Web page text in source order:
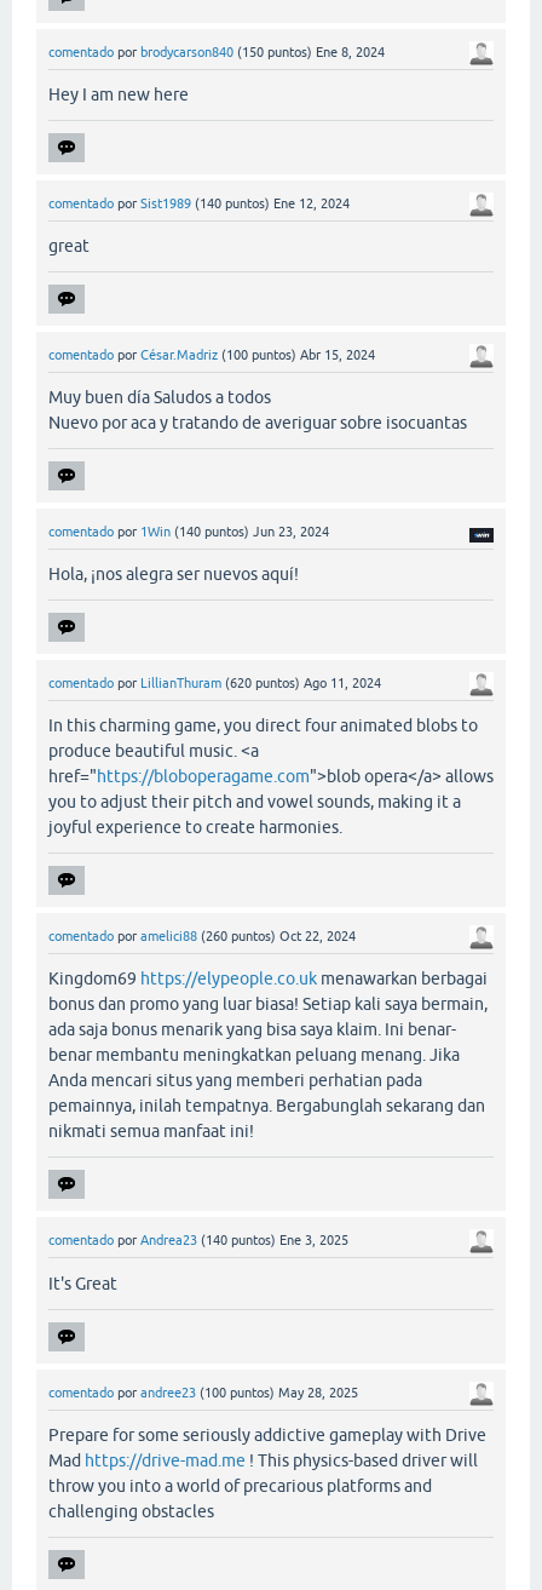
comentado por brodycarson840 (150 puntos) Ene 8, 2024
Hey I am new here
comentado por Sist1989 (140 puntos) Ene 12, 2024
great
comentado por César.Madriz (100 puntos) Abr 15, 2024
Muy buen día Saludos a todos
Nuevo por aca y tratando de averiguar sobre isocuantas
comentado por 1Win (140 puntos) Jun 23, 2024
Hola, ¡nos alegra ser nuevos aquí!
comentado por LillianThuram (620 puntos) Ago 11, 2024
In this charming game, you direct four animated blobs to
produce beautiful music. <a
href="https://bloboperagame.com">blob opera</a> allows
you to adjust their pitch and vowel sounds, making it a
joyful experience to create harmonies.
comentado por amelici88 (260 puntos) Oct 22, 2024
Kingdom69 https://elypeople.co.uk menawarkan berbagai
bonus dan promo yang luar biasa! Setiap kali saya bermain,
ada saja bonus menarik yang bisa saya klaim. Ini benar-
benar membantu meningkatkan peluang menang. Jika
Anda mencari situs yang memberi perhatian pada
pemainnya, inilah tempatnya. Bergabunglah sekarang dan
nikmati semua manfaat ini!
comentado por Andrea23 (140 puntos) Ene 3, 2025
It's Great
comentado por andree23 (100 puntos) May 28, 2025
Prepare for some seriously addictive gameplay with Drive
Mad https://drive-mad.me ! This physics-based driver will
throw you into a world of precarious platforms and
challenging obstacles